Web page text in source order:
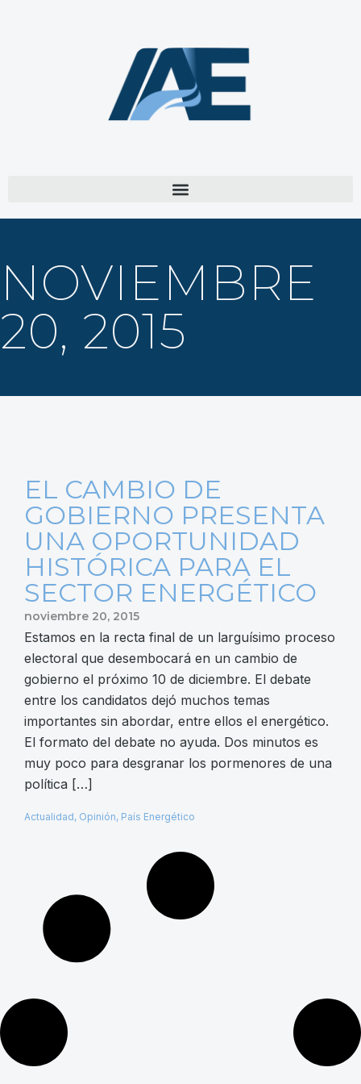
NOVIEMBRE
20, 2015
EL CAMBIO DE
GOBIERNO PRESENTA
UNA OPORTUNIDAD
HISTÓRICA PARA EL
SECTOR ENERGÉTICO
noviembre 20, 2015
Estamos en la recta final de un larguísimo proceso
electoral que desembocará en un cambio de
gobierno el próximo 10 de diciembre. El debate
entre los candidatos dejó muchos temas
importantes sin abordar, entre ellos el energético.
El formato del debate no ayuda. Dos minutos es
muy poco para desgranar los pormenores de una
política […]
Actualidad, Opinión, País Energético